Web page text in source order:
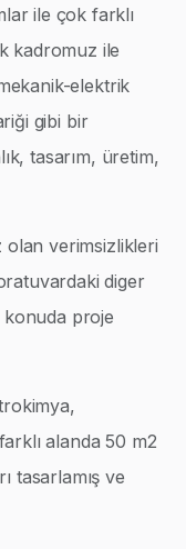
ile çok farklı
kadromuz ile
elektrik
gibi bir
tasarım, üretim,
olan verimsizlikleri
diger
konuda proje
alanda 50 m2
tasarlamış ve